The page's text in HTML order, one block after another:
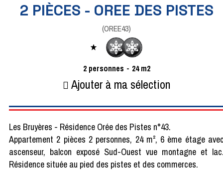
2 PIÈCES - OREE DES PISTES
(OREE43)
2 personnes 24 m2
Ajouter à ma sélection
Les Bruyères - Résidence Orée des Pistes n°43.
Appartement 2 pièces 2 personnes, 24 m², 6 ème étage
ascenseur, balcon exposé Sud-Ouest vue montagne et
Résidence située au pied des pistes et des commerces.